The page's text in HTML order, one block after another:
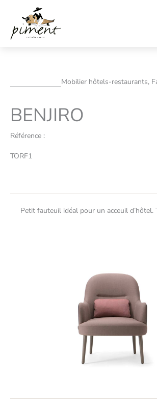
contenu
Mobilier hôtels-restaurants,
BENJIRO
Référence :
TORF1
Petit fauteuil idéal pour un acceuil d’hôtel.